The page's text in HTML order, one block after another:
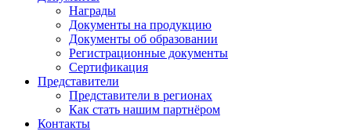
Награды
Документы на продукцию
Документы об образовании
Регистрационные документы
Сертификация
Представители
Представители в регионах
Как стать нашим партнёром
Контакты